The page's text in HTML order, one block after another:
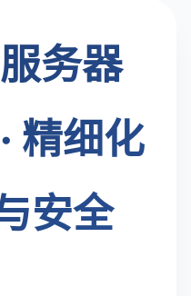
务器
精细化
安全